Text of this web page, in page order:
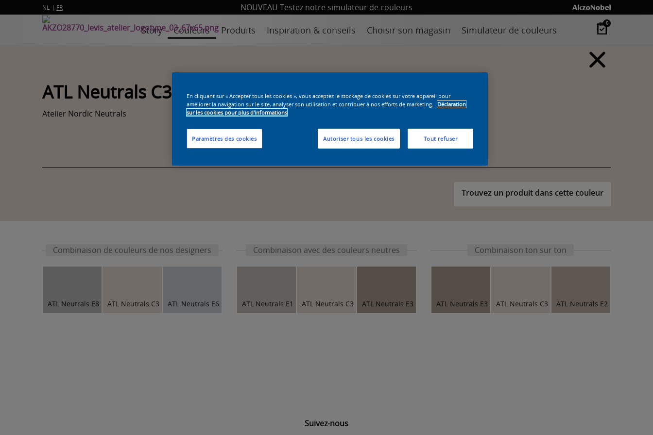
NL FR NOUVEAU Testez notre simulateur de couleurs
Story Couleurs Produits Inspiration & conseils Choisir son magasin Simulateur de couleurs
0
ATL Neutrals C3
Atelier Nordic Neutrals
Trouvez un produit dans cette couleur
Combinaison de couleurs de nos designers
ATL Neutrals E8 ATL Neutrals C3 ATL Neutrals E6
Combinaison avec des couleurs neutres
ATL Neutrals E1 ATL Neutrals C3 ATL Neutrals E3
Combinaison ton sur ton
ATL Neutrals E3 ATL Neutrals C3 ATL Neutrals E2
Suivez-nous
En cliquant sur « Accepter tous les cookies », vous acceptez le stockage de cookies sur votre appareil pour
améliorer la navigation sur le site, analyser son utilisation et contribuer à nos efforts de marketing.
Déclaration
sur les cookies pour plus d'informations
Paramètres des cookies Tout refuser
Autoriser tous les cookies